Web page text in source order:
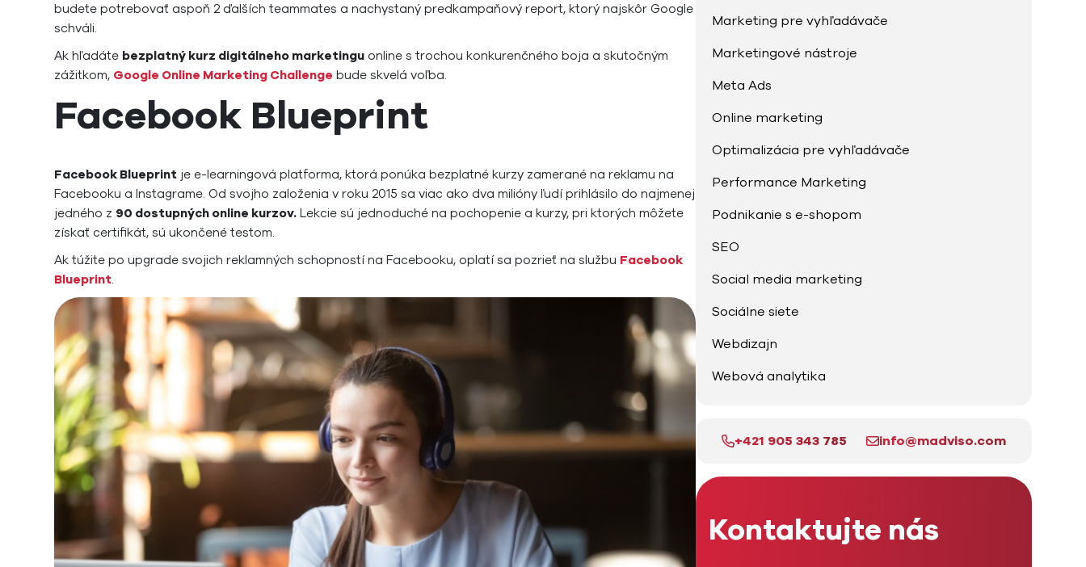
budete potrebovať aspoň 2 ďalších teammates a nachystaný predkampaňový report, ktorý najskôr Google
schváli.
Ak hľadáte bezplatný kurz digitálneho marketingu online s trochou konkurenčného boja a skutočným
zážitkom, Google Online Marketing Challenge bude skvelá voľba.
Facebook Blueprint
Facebook Blueprint je e-learningová platforma, ktorá ponúka bezplatné kurzy zamerané na reklamu na
Facebooku a Instagrame. Od svojho založenia v roku 2015 sa viac ako dva milióny ľudí prihlásilo do najmenej
jedného z 90 dostupných online kurzov. Lekcie sú jednoduché na pochopenie a kurzy, pri ktorých môžete
získať certifikát, sú ukončené testom.
Ak túžite po upgrade svojich reklamných schopností na Facebooku, oplatí sa pozrieť na službu Facebook
Blueprint.
Marketing pre vyhľadávače
Marketingové nástroje
Meta Ads
Online marketing
Optimalizácia pre vyhľadávače
Performance Marketing
Podnikanie s e-shopom
SEO
Social media marketing
Sociálne siete
Webdizajn
Webová analytika
+421 905 343 785 info@madviso.com
Kontaktujte nás